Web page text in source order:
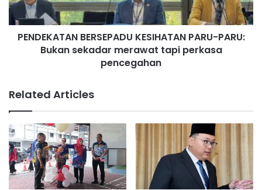
e
s
e
o
l
a
h
d
T
A
E
P
D
U
K
E
S
PENDEKATAN BERSEPADU KESIHATAN PARU-PARU:
Bukan sekadar merawat tapi perkasa
pencegahan
Related Articles